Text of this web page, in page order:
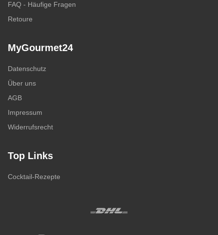
FAQ - Häufige Fragen
Retoure
MyGourmet24
Datenschutz
Über uns
AGB
Impressum
Widerrufsrecht
Top Links
Cocktail-Rezepte